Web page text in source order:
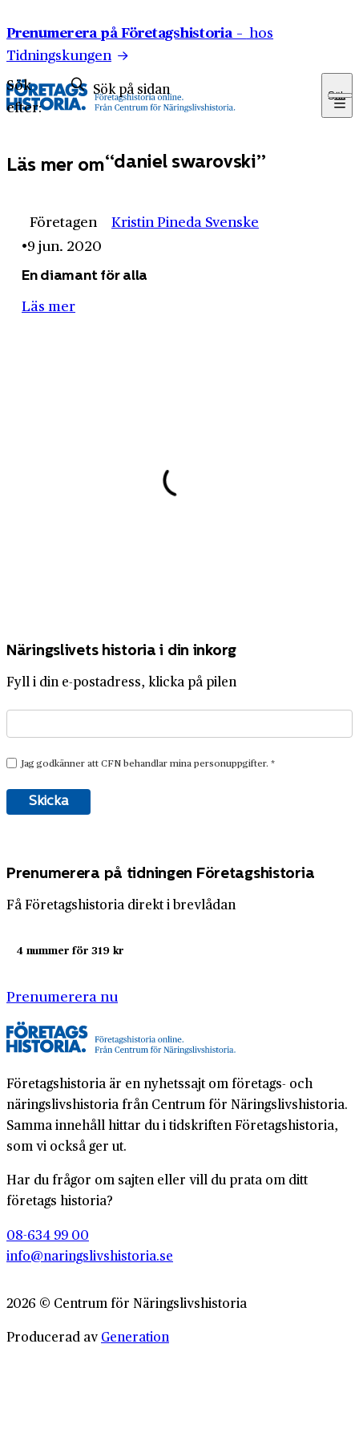
Prenumerera på Företagshistoria – hos
Tidningskungen
Sök
efter:
Sök
Läs mer om daniel swarovski
Företagen
Kristin Pineda Svenske
9 jun. 2020
En diamant för alla
Läs mer
Näringslivets historia i din inkorg
Fyll i din e-postadress, klicka på pilen
Prenumerera på tidningen Företagshistoria
Få Företagshistoria direkt i brevlådan
4 nummer för 319 kr
Prenumerera nu
Företagshistoria är en nyhetssajt om företags- och
näringslivshistoria från Centrum för Näringslivshistoria.
Samma innehåll hittar du i tidskriften Företagshistoria,
som vi också ger ut.
Har du frågor om sajten eller vill du prata om ditt
företags historia?
08-634 99 00
info@naringslivshistoria.se
2026 © Centrum för Näringslivshistoria
Producerad av Generation